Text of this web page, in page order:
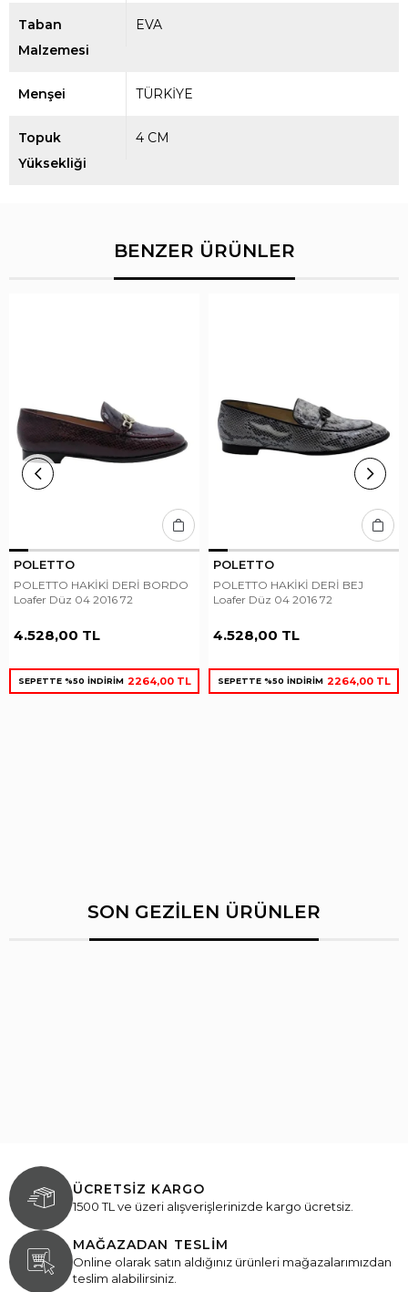
Taban
Malzemesi
EVA
Menşei TÜRKİYE
Topuk
Yüksekliği
4 CM
BENZER ÜRÜNLER
POLETTO
POLETTO HAKİKİ DERİ BORDO
Loafer Düz 04 2016 72
4.528,00 TL
SEPETTE %50 İNDİRİM 2264,00 TL
POLETTO
POLETTO HAKİKİ DERİ BEJ
Loafer Düz 04 2016 72
4.528,00 TL
SEPETTE %50 İNDİRİM 2264,00 TL
SON GEZİLEN ÜRÜNLER
ÜCRETSİZ KARGO
1500 TL ve üzeri alışverişlerinizde kargo ücretsiz.
MAĞAZADAN TESLİM
Online olarak satın aldığınız ürünleri mağazalarımızdan
teslim alabilirsiniz.